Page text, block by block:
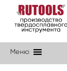
Меню